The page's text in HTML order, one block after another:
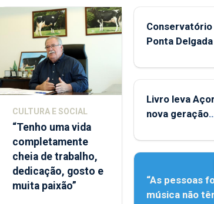
CULTURA E SOCIAL
“Tenho uma vida
completamente
cheia de trabalho,
dedicação, gosto e
muita paixão”
Conservatório
Ponta
instrumentos
Livro leva
nova geração
“As pessoas
música não